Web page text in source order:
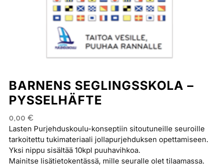
BARNENS SEGLINGSSKOLA –
PYSSELHÄFTE
0,00 €
Lasten Purjehduskoulu-konseptiin sitoutuneille seuroille
tarkoitettu tukimateriaali jollapurjehduksen opettamiseen.
Yksi nippu sisältää 10kpl puuhavihkoa.
Mainitse lisätietokentässä, mille seuralle olet tilaamassa.